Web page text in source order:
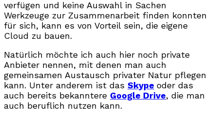
verfügen und keine Auswahl in Sachen
Werkzeuge zur Zusammenarbeit finden konnten
für sich, kann es von Vorteil sein, die eigene
Cloud zu bauen.
Natürlich möchte ich auch hier noch private
Anbieter nennen, mit denen man auch
gemeinsamen Austausch privater Natur pflegen
kann. Unter anderem ist das Skype oder das
auch bereits bekanntere Google Drive, die man
auch beruflich nutzen kann.